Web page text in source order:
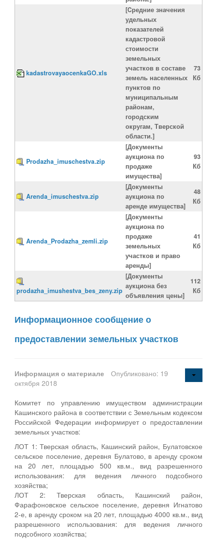
kadastrovayaocenkaGO.xls
[Cредние значения
удельных
показателей
кадастровой
стоимости
земельных
участков в составе
земель населенных
пунктов по
муниципальным
районам,
городским
округам, Тверской
области.]
73
Кб
Prodazha_imuschestva.zip
[Документы
аукциона по
продаже
имущества]
93
Кб
Arenda_imuschestva.zip
[Документы
аукциона по
аренде имущества]
48
Кб
Arenda_Prodazha_zemli.zip
[Документы
аукциона по
продаже
земельных
участков и право
аренды]
41
Кб
prodazha_imushestva_bes_zeny.zip
[Документы
аукциона без
объявления цены]
112
Кб
Информационное сообщение о
предоставлении земельных участков
Информация о материале
Опубликовано: 19
октября 2018
Комитет по управлению имуществом администрации
Кашинского района в соответствии с Земельным кодексом
Российской Федерации информирует о предоставлении
земельных участков:
ЛОТ 1: Тверская область, Кашинский район, Булатовское
сельское поселение, деревня Булатово, в аренду сроком
на 20 лет, площадью 500 кв.м., вид разрешенного
использования: для ведения личного подсобного
хозяйства;
ЛОТ 2: Тверская область, Кашинский район,
Фарафоновское сельское поселение, деревня Игнатово
2-е, в аренду сроком на 20 лет, площадью 4000 кв.м., вид
разрешенного использования: для ведения личного
подсобного хозяйства;